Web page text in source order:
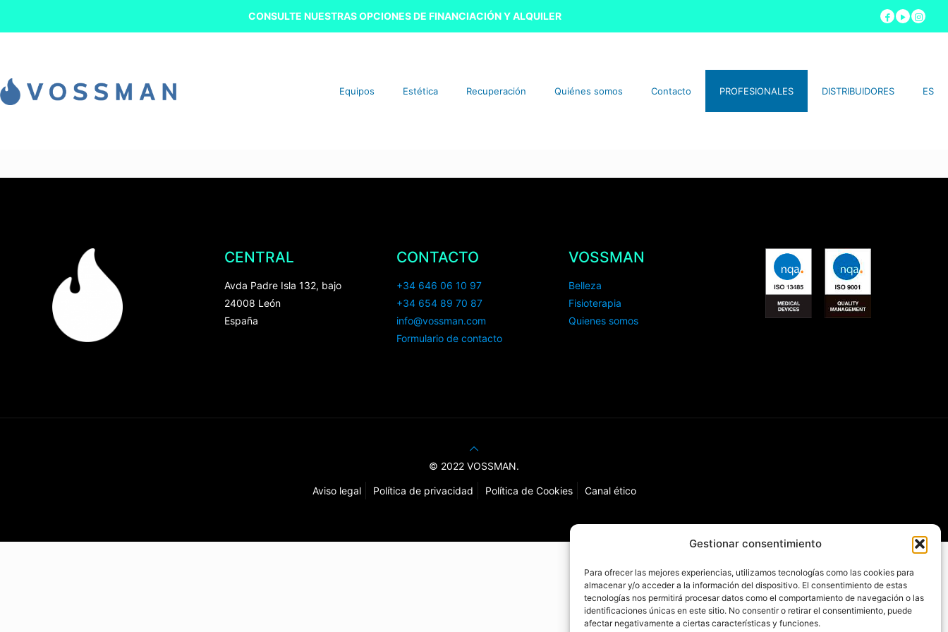
Gestionar consentimiento
Para ofrecer las mejores experiencias, utilizamos tecnologías como las cookies para
almacenar y/o acceder a la información del dispositivo. El consentimiento de estas
tecnologías nos permitirá procesar datos como el comportamiento de navegación o las
identificaciones únicas en este sitio. No consentir o retirar el consentimiento, puede
afectar negativamente a ciertas características y funciones.
CONSULTE NUESTRAS OPCIONES DE FINANCIACIÓN Y ALQUILER
Equipos Estética Recuperación Quiénes somos Contacto PROFESIONALES DISTRIBUIDORES ES
CENTRAL
Avda Padre Isla 132, bajo
24008 León
España
CONTACTO
+34 646 06 10 97
+34 654 89 70 87
info@vossman.com
Formulario de contacto
VOSSMAN
Belleza
Fisioterapia
Quienes somos
© 2022 VOSSMAN.
Aviso legal Política de privacidad Política de Cookies Canal ético